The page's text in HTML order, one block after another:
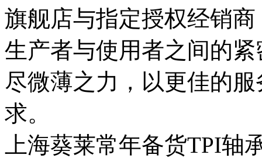
旗舰店与指定授权经销
生产者与使用者之间的
尽微薄之力，以更佳的
求。
上海葵莱常年备货TPI